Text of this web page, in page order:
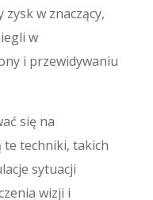
zysk w znaczący,
w
i przewidywaniu
się na
te techniki, takich
sytuacji
wizji i